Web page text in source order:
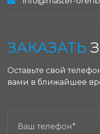
ЗАКАЗАТЬ
Оставьте свой
вами в ближайшее